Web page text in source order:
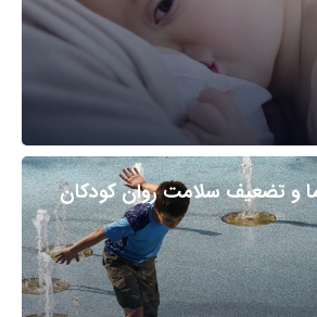
و تضعیف سلامت روان کودکان